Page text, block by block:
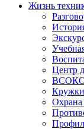
Жизнь
Центр
Охрана